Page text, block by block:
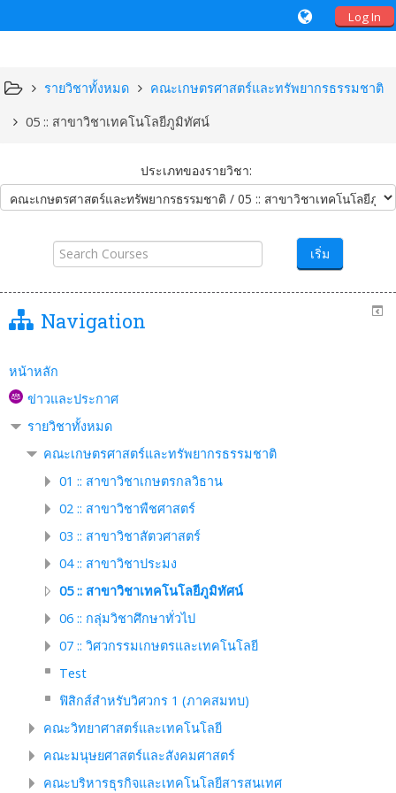
Log In
รายวิชาทั้งหมด
คณะเกษตรศาสตร์และทรัพยากรธรรมชาติ
05 :: สาขาวิชาเทคโนโลยีภูมิทัศน์
ประเภทของรายวิชา:
Courses
เริ่ม
Navigation
หน้าหลัก
ข่าวและประกาศ
รายวิชาทั้งหมด
คณะเกษตรศาสตร์และทรัพยากรธรรมชาติ
01 :: สาขาวิชาเกษตรกลวิธาน
02 :: สาขาวิชาพืชศาสตร์
03 :: สาขาวิชาสัตวศาสตร์
04 :: สาขาวิชาประมง
05 :: สาขาวิชาเทคโนโลยีภูมิทัศน์
06 :: กลุ่มวิชาศึกษาทั่วไป
07 :: วิศวกรรมเกษตรและเทคโนโลยี
Test
ฟิสิกส์สำหรับวิศวกร 1 (ภาคสมทบ)
คณะวิทยาศาสตร์และเทคโนโลยี
คณะมนุษยศาสตร์และสังคมศาสตร์
คณะบริหารธุรกิจและเทคโนโลยีสารสนเทศ